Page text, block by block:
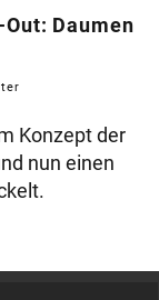
Daumen
Konzept der
nun einen